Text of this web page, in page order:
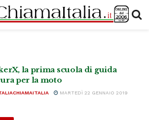
la prima scuola di guida
per la moto
MARTEDÌ 22 GENNAIO 2019